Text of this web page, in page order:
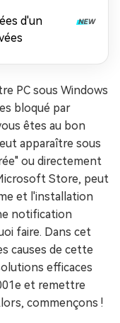
d'un
PC sous Windows
bloqué par
êtes au bon
apparaître sous
ou directement
Store, peut
et l'installation
notification
faire. Dans cet
causes de cette
efficaces
et remettre
commençons !